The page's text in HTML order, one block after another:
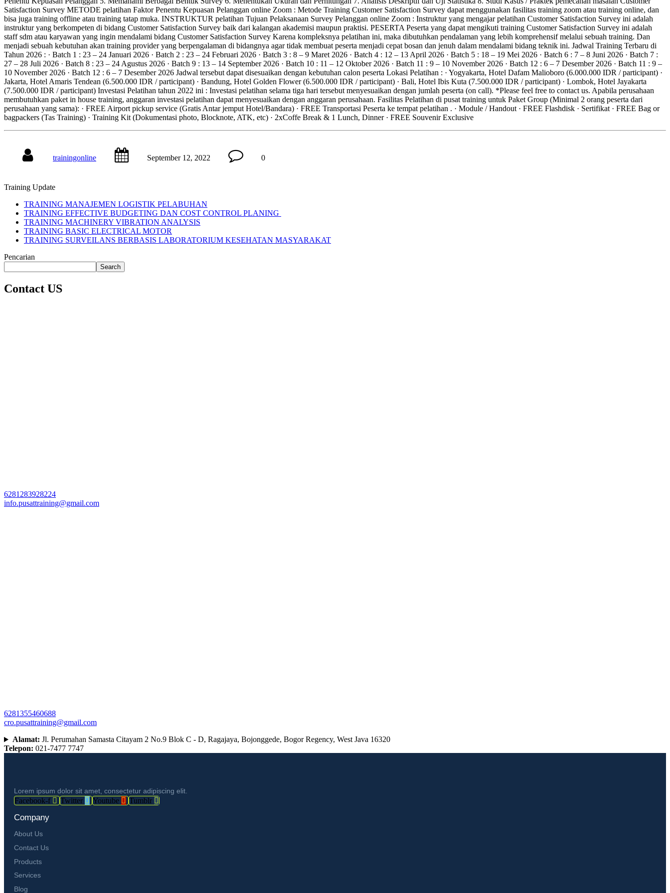
Satisfaction Survey METODE pelatihan Faktor Penentu Kepuasan Pelanggan online Zoom : Metode Training Customer Satisfaction Survey dapat menggunakan fasilitas training zoom atau training online, dan
bisa juga training offline atau training tatap muka. INSTRUKTUR pelatihan Tujuan Pelaksanaan Survey Pelanggan online Zoom : Instruktur yang mengajar pelatihan Customer Satisfaction Survey ini adalah
instruktur yang berkompeten di bidang Customer Satisfaction Survey baik dari kalangan akademisi maupun praktisi. PESERTA Peserta yang dapat mengikuti training Customer Satisfaction Survey ini adalah
staff sdm atau karyawan yang ingin mendalami bidang Customer Satisfaction Survey Karena kompleksnya pelatihan ini, maka dibutuhkan pendalaman yang lebih komprehensif melalui sebuah training. Dan
menjadi sebuah kebutuhan akan training provider yang berpengalaman di bidangnya agar tidak membuat peserta menjadi cepat bosan dan jenuh dalam mendalami bidang teknik ini. Jadwal Training Terbaru di
Tahun 2026 : · Batch 1 : 23 – 24 Januari 2026 · Batch 2 : 23 – 24 Februari 2026 · Batch 3 : 8 – 9 Maret 2026 · Batch 4 : 12 – 13 April 2026 · Batch 5 : 18 – 19 Mei 2026 · Batch 6 : 7 – 8 Juni 2026 · Batch 7 :
27 – 28 Juli 2026 · Batch 8 : 23 – 24 Agustus 2026 · Batch 9 : 13 – 14 September 2026 · Batch 10 : 11 – 12 Oktober 2026 · Batch 11 : 9 – 10 November 2026 · Batch 12 : 6 – 7 Desember 2026 · Batch 11 : 9 –
10 November 2026 · Batch 12 : 6 – 7 Desember 2026 Jadwal tersebut dapat disesuaikan dengan kebutuhan calon peserta Lokasi Pelatihan : · Yogyakarta, Hotel Dafam Malioboro (6.000.000 IDR / participant) ·
Jakarta, Hotel Amaris Tendean (6.500.000 IDR / participant) · Bandung, Hotel Golden Flower (6.500.000 IDR / participant) · Bali, Hotel Ibis Kuta (7.500.000 IDR / participant) · Lombok, Hotel Jayakarta
(7.500.000 IDR / participant) Investasi Pelatihan tahun 2022 ini : Investasi pelatihan selama tiga hari tersebut menyesuaikan dengan jumlah peserta (on call). *Please feel free to contact us. Apabila perusahaan
membutuhkan paket in house training, anggaran investasi pelatihan dapat menyesuaikan dengan anggaran perusahaan. Fasilitas Pelatihan di pusat training untuk Paket Group (Minimal 2 orang peserta dari
perusahaan yang sama): · FREE Airport pickup service (Gratis Antar jemput Hotel/Bandara) · FREE Transportasi Peserta ke tempat pelatihan . · Module / Handout · FREE Flashdisk · Sertifikat · FREE Bag or
bagpackers (Tas Training) · Training Kit (Dokumentasi photo, Blocknote, ATK, etc) · 2xCoffe Break & 1 Lunch, Dinner · FREE Souvenir Exclusive
trainingonline September 12, 2022 0
Training Update
TRAINING MANAJEMEN LOGISTIK PELABUHAN
TRAINING EFFECTIVE BUDGETING DAN COST CONTROL PLANING
TRAINING MACHINERY VIBRATION ANALYSIS
TRAINING BASIC ELECTRICAL MOTOR
TRAINING SURVEILANS BERBASIS LABORATORIUM KESEHATAN MASYARAKAT
Pencarian
Search
Contact US
6281283928224
info.pusattraining@gmail.com
6281355460688
cro.pusattraining@gmail.com
Alamat: Jl. Perumahan Samasta Citayam 2 No.9 Blok C - D, Ragajaya, Bojonggede, Bogor Regency, West Java 16320
Telepon: 021-7477 7747
Lorem ipsum dolor sit amet, consectetur adipiscing elit.
Facebook-f Twitter Youtube Tumblr
Company
About Us
Contact Us
Products
Services
Blog